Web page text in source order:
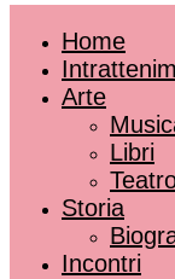
Home
Arte
Libri
Storia
Incontri